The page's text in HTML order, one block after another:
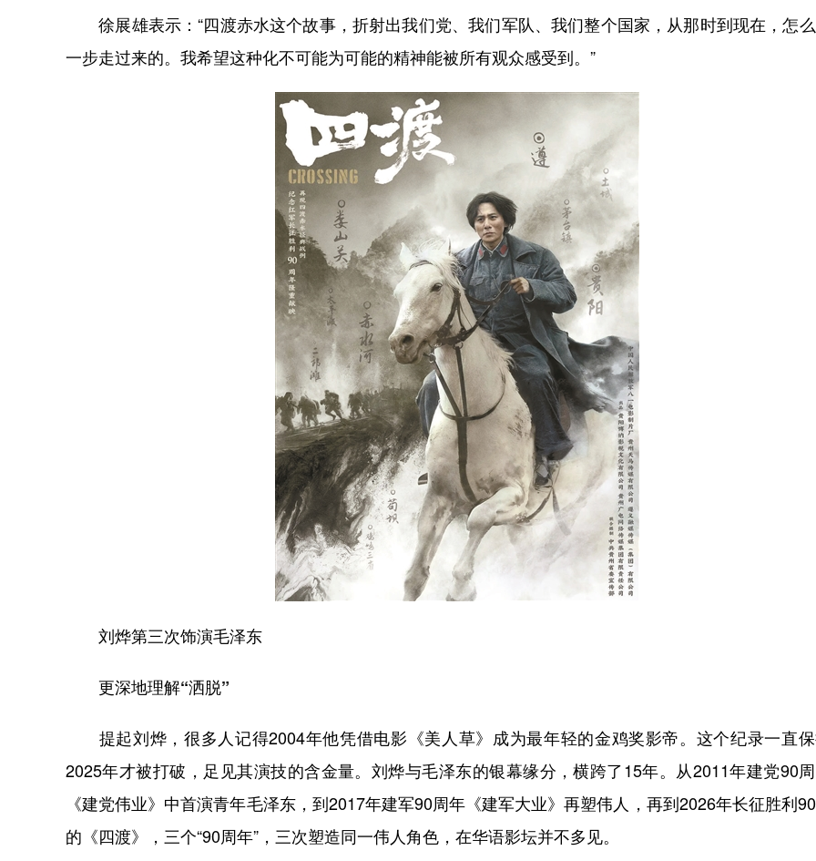
徐展雄表示：“四渡赤水这个故事，折射出我们党、我们军队、我们整个国家，从那时到现在，怎
一步走过来的。我希望这种化不可能为可能的精神能被所有观众感受到。”
刘烨第三次饰演毛泽东
更深地理解“洒脱”
提起刘烨，很多人记得2004年他凭借电影《美人草》成为最年轻的金鸡奖影帝。这个纪录一直保
2025年才被打破，足见其演技的含金量。刘烨与毛泽东的银幕缘分，横跨了15年。从2011年建党90
《建党伟业》中首演青年毛泽东，到2017年建军90周年《建军大业》再塑伟人，再到2026年长征胜利
的《四渡》，三个“90周年”，三次塑造同一伟人角色，在华语影坛并不多见。